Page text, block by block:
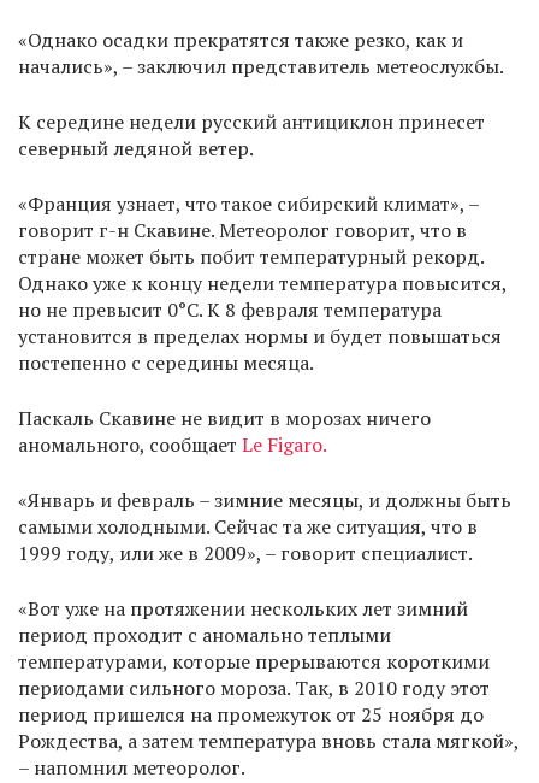
«Однако осадки прекратятся также резко, как и
начались», – заключил представитель метеослужбы.
К середине недели русский антициклон принесет
северный ледяной ветер.
«Франция узнает, что такое сибирский климат», –
говорит г-н Скавине. Метеоролог говорит, что в
стране может быть побит температурный рекорд.
Однако уже к концу недели температура повысится,
но не превысит 0°C. К 8 февраля температура
установится в пределах нормы и будет повышаться
постепенно с середины месяца.
Паскаль Скавине не видит в морозах ничего
аномального, сообщает Le Figaro.
«Январь и февраль – зимние месяцы, и должны быть
самыми холодными. Сейчас та же ситуация, что в
1999 году, или же в 2009», – говорит специалист.
«Вот уже на протяжении нескольких лет зимний
период проходит с аномально теплыми
температурами, которые прерываются короткими
периодами сильного мороза. Так, в 2010 году этот
период пришелся на промежуток от 25 ноября до
Рождества, а затем температура вновь стала мягкой»,
– напомнил метеоролог.